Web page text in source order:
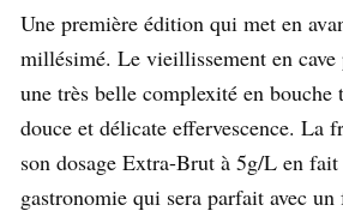
Une première édition qui met en
millésimé. Le vieillissement en cave
une très belle complexité en bouche
douce et délicate effervescence. La
son dosage Extra-Brut à 5g/L en
gastronomie qui sera parfait avec